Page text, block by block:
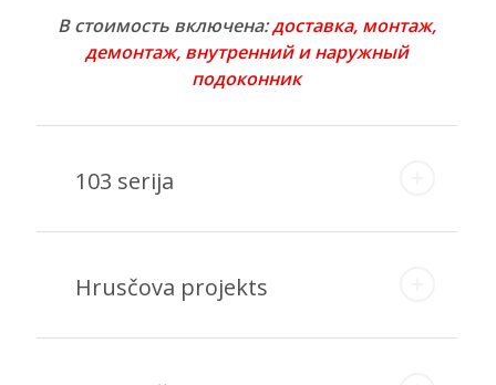
В стоимость включена:доставка, монтаж,
демонтаж, внутренний и наружный
подоконник
103 serija
Hrusčova projekts